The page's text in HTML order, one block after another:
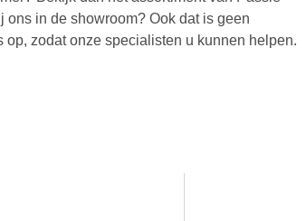
in de showroom? Ook dat is geen
zodat onze specialisten u kunnen helpen.